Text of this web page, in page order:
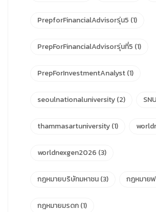
PrepforFinancialAdvisorรุ่น5 (1)
PrepForFinancialAdvisorรุ่นที่5 (1)
PrepForInvestmentAnalyst(1)
seoulnationaluniversity(2) SNU
thammasartuniversity(1)
worldnexgen2026 (3)
กฎหมายบริษัทมหาชน(3) กฎหมาย
กฎหมายมรดก(1)